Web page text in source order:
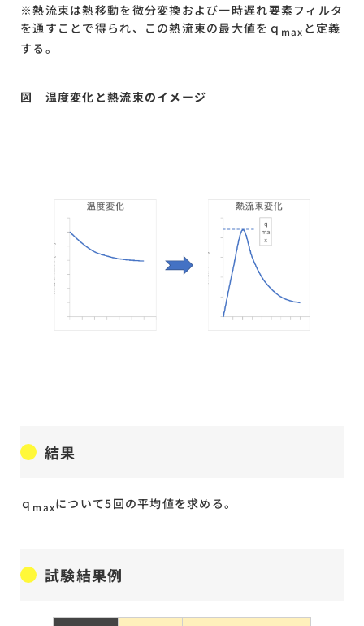
※熱流束は熱移動を微分変換および一時遅れ要素フィルタ
を通すことで得られ、この熱流束の最大値をｑ max と定義
する。
図 温度変化と熱流束のイメージ
結果
ｑ maxについて5回の平均値を求める。
試験結果例